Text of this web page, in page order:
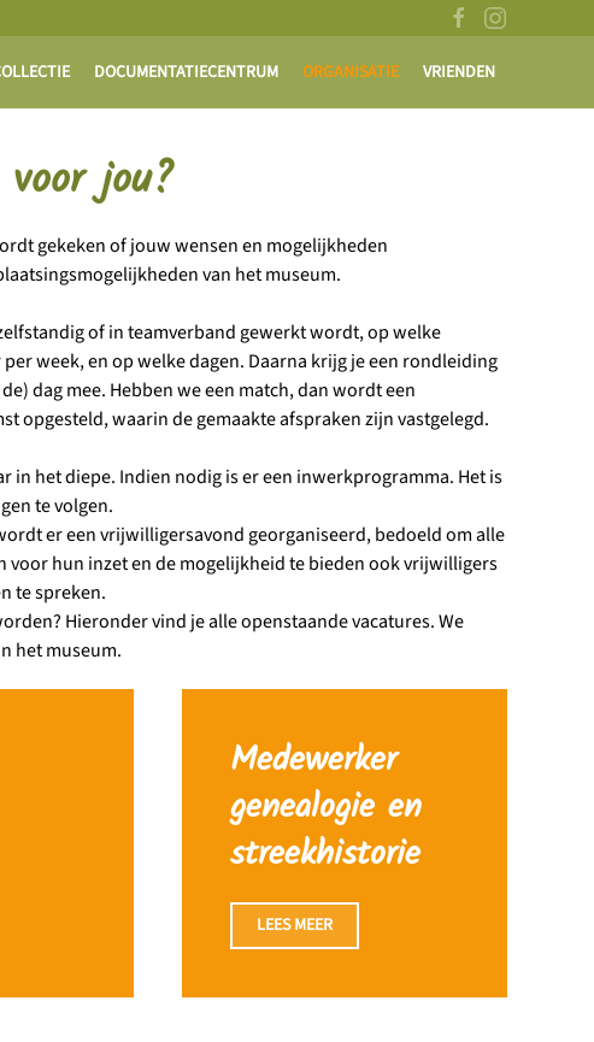
DOCUMENTATIECENTRUM ORGANISATIE VRIENDEN
jou?
gekeken of jouw wensen en mogelijkheden
van het museum.
of in teamverband gewerkt wordt, op welke
week, en op welke dagen. Daarna krijg je een rondleiding
dag mee. Hebben we een match, dan wordt een
opgesteld, waarin de gemaakte afspraken zijn vastgelegd.
in het diepe. Indien nodig is er een inwerkprogramma. Het is
te volgen.
er een vrijwilligersavond georganiseerd, bedoeld om alle
voor hun inzet en de mogelijkheid te bieden ook vrijwilligers
te spreken.
Hieronder vind je alle openstaande vacatures. We
het museum.
Medewerker
genealogie en
streekhistorie
LEES MEER